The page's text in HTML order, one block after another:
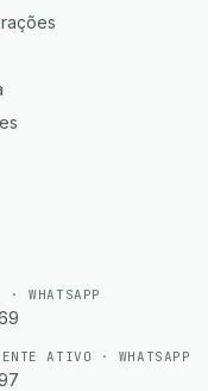
· WHATSAPP
ATIVO · WHATSAPP